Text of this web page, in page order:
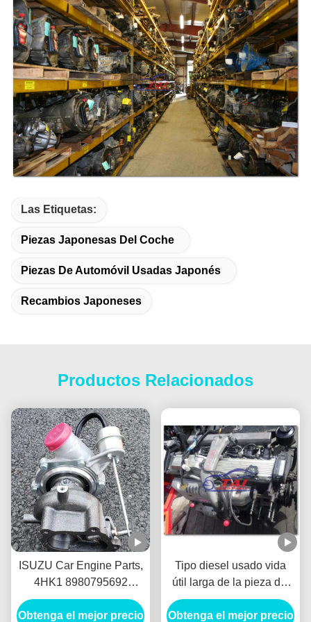
Las Etiquetas:
Piezas Japonesas Del Coche
Piezas De Automóvil Usadas Japonés
Recambios Japoneses
Productos Relacionados
ISUZU Car Engine Parts,
4HK1 8980795692
turbocompresor del motor
diesel IHI 4HK1-TC para
Obtenga el mejor precio
Tipo diesel usado vida
útil larga de la pieza del
motor automotriz de 1HD
1HDFT del material
Obtenga el mejor precio